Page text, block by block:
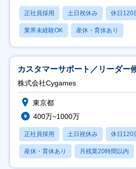
正社員採用 土日祝休み 休日120
業界未経験OK 産休・育休あり
カスタマーサポート／リーダー
株式会社Cygames
東京都
400万~1000万
正社員採用 土日祝休み 休日120
産休・育休あり 月残業20時間以内